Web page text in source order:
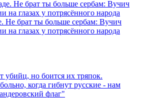
Не брат ты больше сербам: Вучич
на глазах у потрясённого народа